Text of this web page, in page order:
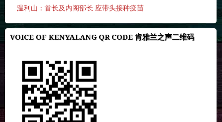
温利山：首长及内阁部长 应带头接种疫苗
VOICE OF KENYALANG QR CODE 肯雅兰之声二维码